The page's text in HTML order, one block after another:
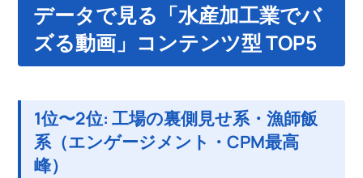
データで見る「水産加工業でバ
ズる動画」コンテンツ型 TOP5
1位〜2位: 工場の裏側見せ系・漁師飯
系（エンゲージメント・CPM最高
峰）